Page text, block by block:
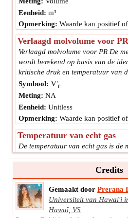
Eenheid: m³
Opmerking: Waarde kan positief
Verlaagd molvolume voor
Verlaagd molvolume voor PR De
wordt berekend op basis van de
kritische druk en temperatuur van
Symbool: V'r
Meting: NA
Eenheid: Unitless
Opmerking: Waarde kan positief
Temperatuur van echt gas
De temperatuur van echt gas is de
de warmte die in een stof of object
Meting:Temperatuur
Eenheid:
K
Opmerking:Waarde kan positief
Credits
Gemaakt door Prerana
Universiteit van Hawai'i
Hawaï, VS